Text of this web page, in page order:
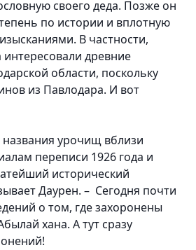
своего деда. Позже он
по истории и вплотную
В частности,
древние
области, поскольку
из Павлодара. И вот
названия урочищ вблизи
переписи 1926 года и
исторический
Даурен. – Сегодня почти
о том, где захоронены
хана. А тут сразу